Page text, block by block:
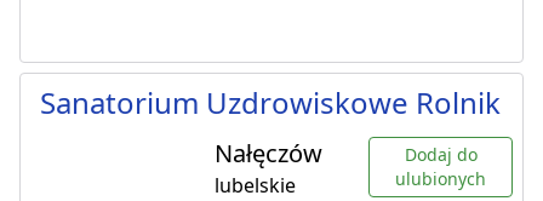
Sanatorium Uzdrowiskowe Rolnik
Nałęczów
lubelskie
Dodaj do
ulubionych